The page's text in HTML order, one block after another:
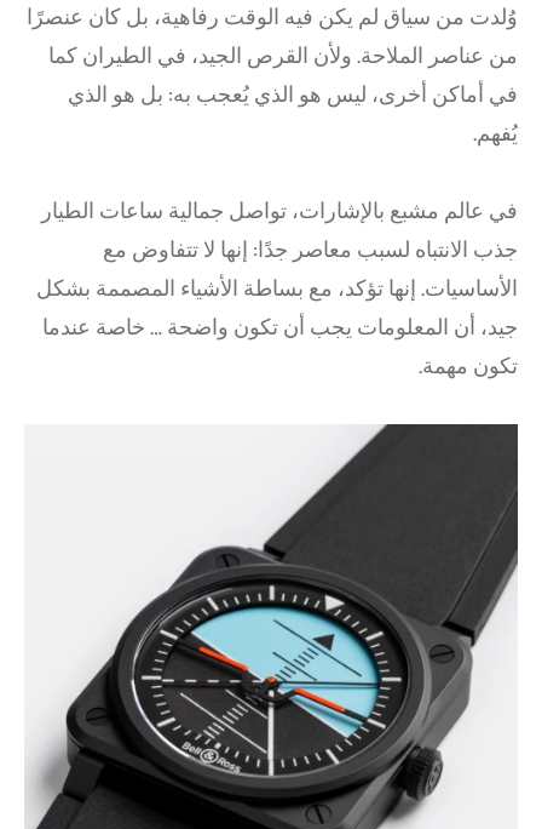
وُلدت من سياق لم يكن فيه الوقت رفاهية، بل كان عنصرًا
من عناصر الملاحة. ولأن القرص الجيد، في الطيران كما
في أماكن أخرى، ليس هو الذي يُعجب به: بل هو الذي
يُفهم.
في عالم مشبع بالإشارات، تواصل جمالية ساعات الطيار
جذب الانتباه لسبب معاصر جدًا: إنها لا تتفاوض مع
الأساسيات. إنها تؤكد، مع بساطة الأشياء المصممة بشكل
جيد، أن المعلومات يجب أن تكون واضحة … خاصة عندما
تكون مهمة.